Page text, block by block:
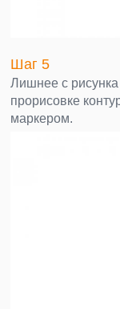
Шаг 5
Лишнее с
прорисовке
маркером.